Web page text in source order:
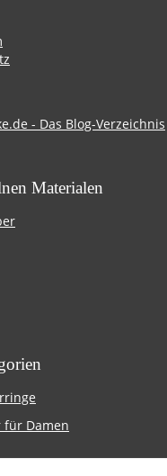
Materialen
für Damen